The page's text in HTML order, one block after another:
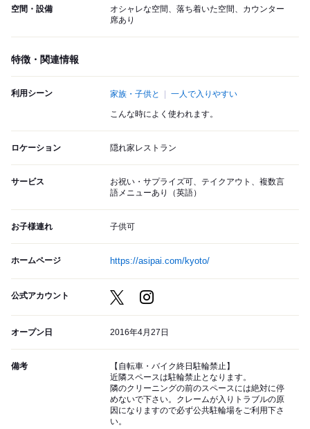
空間・設備
オシャレな空間、落ち着いた空間、カウンター
席あり
特徴・関連情報
利用シーン 家族・子供と 一人で入りやすい
こんな時によく使われます。
ロケーション 隠れ家レストラン
サービス
お祝い・サプライズ可、テイクアウト、複数言
語メニューあり（英語）
お子様連れ 子供可
ホームページ https://asipai.com/kyoto/
公式アカウント
オープン日 2016年4月27日
備考
【自転車・バイク終日駐輪禁止】
近隣スペースは駐輪禁止となります。
隣のクリーニングの前のスペースには絶対に停
めないで下さい。クレームが入りトラブルの原
因になりますので必ず公共駐輪場をご利用下さ
い。